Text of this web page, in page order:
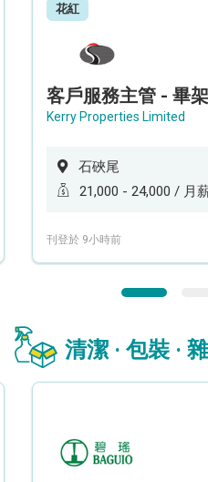
花紅
Kerry Properties Limited
石硤尾
21,000 - 24,000 / 月
刊登於 9小時前
清潔 · 包裝 ·